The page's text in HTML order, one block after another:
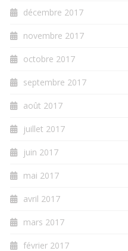
décembre 2017
novembre 2017
octobre 2017
septembre 2017
août 2017
juillet 2017
juin 2017
mai 2017
avril 2017
mars 2017
février 2017